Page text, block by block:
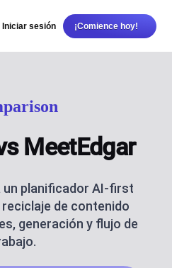
Iniciar sesión ¡Comience hoy!
MeetEdgar
un planificador AI-first
de contenido
generación y flujo de